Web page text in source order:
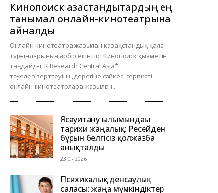
Кинопоиск қазақстандықтардың ең
танымал онлайн-кинотеатрына
айналды
Онлайн-кинотеатрға жазылған қазақстандық қала
тұрғындарының әрбір екіншісі Кинопоиск қызметін
таңдайды. K Research Central Asia*
тәуелсіз зерттеуінің дерегіне сәйкес, сервисті
онлайн-кинотеатрларға жазылған...
Ясауитану ғылымындағы
тарихи жаңалық: Ресейден
бұрын белгісіз қолжазба
анықталды
23.07.2026
Психикалық денсаулық
саласы: жаңа мүмкіндіктер